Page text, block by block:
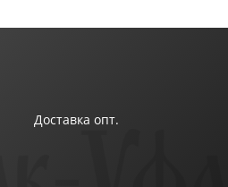
Доставка опт.